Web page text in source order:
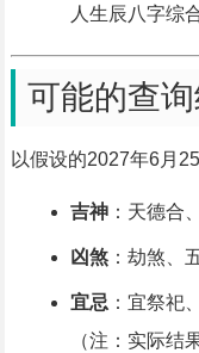
人生辰八字综
可能的查询
以假设的2027年6月
吉神：天德合
凶煞：劫煞、
宜忌：宜祭祀
（注：实际结